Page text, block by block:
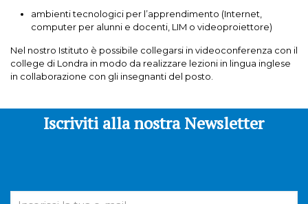
ambienti tecnologici per l’apprendimento (Internet,
computer per alunni e docenti, LIM o videoproiettore)
Nel nostro Istituto è possibile collegarsi in videoconferenza con il
college di Londra in modo da realizzare lezioni in lingua inglese
in collaborazione con gli insegnanti del posto.
Iscriviti alla nostra Newsletter